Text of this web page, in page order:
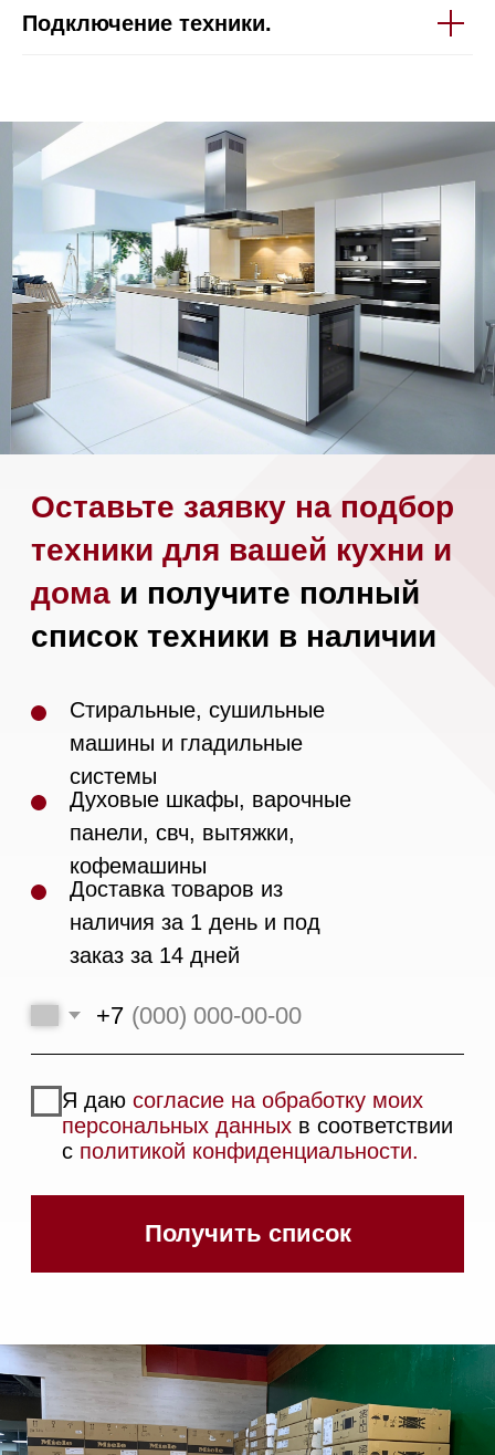
Подключение техники.
Каталог
Стиральные машины
Сушильные машины
Стирально-сушильные машины
Посудомоечные машины 45 см
Газовые варочные панели
Индукционные варочные панели
Микроволновые печи (СВЧ)
Духовые шкафы
Духовые шкафы с СВЧ
Модульные панели SmartLine
Соло кофемашины
Пароварки
Вакууматоры
Встраиваемые
кофемашины
Профессиональная
Пылесосы
Вопрос-ответ
Выставочные образцы
Вызвать менеджера на дом
Написать руководителю